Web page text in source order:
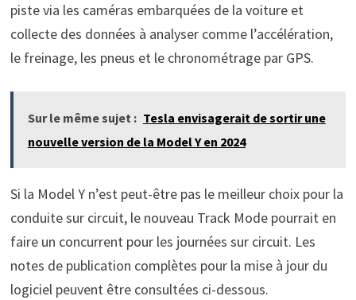
piste via les caméras embarquées de la voiture et
collecte des données à analyser comme l’accélération,
le freinage, les pneus et le chronométrage par GPS.
Sur le même sujet : Tesla envisagerait de sortir une
nouvelle version de la Model Y en 2024
Si la Model Y n’est peut-être pas le meilleur choix pour la
conduite sur circuit, le nouveau Track Mode pourrait en
faire un concurrent pour les journées sur circuit. Les
notes de publication complètes pour la mise à jour du
logiciel peuvent être consultées ci-dessous.